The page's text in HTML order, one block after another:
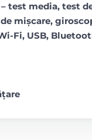
test media, test
de mișcare,
Fi, USB,